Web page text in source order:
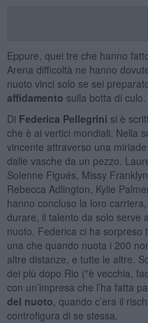
Eppure, quei tre che hanno
Arena difficoltà ne hanno
nuoto vinci solo se sei
affidamento sulla botta di culo.
Di Federica Pellegrini si è
che è ai vertici mondiali. Nella
vincente attraverso una
dalle vasche da un pezzo.
Solenne Figués, Missy
Rebecca Adlington, Kylie
hanno concluso la loro
durare, il talento da solo serve
nuoto, Federica ci ha sorpreso
una che quando nuota i 200
altre distanze, e tutte le altre.
dei più dopo Rio ("è vecchia,
con un’impresa che l’ha fatta
del nuoto , quando c’era il
controfigura di se stessa.